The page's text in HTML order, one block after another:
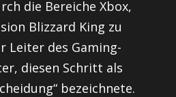
die Bereiche Xbox,
Blizzard King zu
Leiter des Gaming-
diesen Schritt als
bezeichnete.